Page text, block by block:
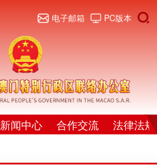
PC版本
电子邮箱
新闻中心 合作交流 法律法规